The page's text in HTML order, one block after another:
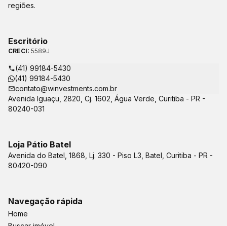
regiões.
Escritório
CRECI: 5589J
(41) 99184-5430
(41) 99184-5430
contato@winvestments.com.br
Avenida Iguaçu, 2820, Cj. 1602, Água Verde, Curitiba - PR -
80240-031
Loja Pátio Batel
Avenida do Batel, 1868, Lj. 330 - Piso L3, Batel, Curitiba - PR -
80420-090
Navegação rápida
Home